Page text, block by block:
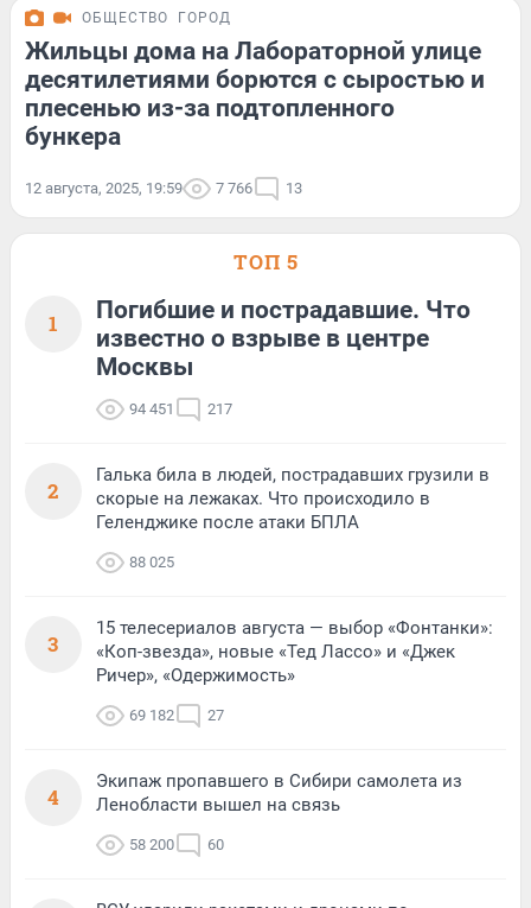
ОБЩЕСТВО ГОРОД
Жильцы дома на Лабораторной улице
десятилетиями борются с сыростью и
плесенью из-за подтопленного
бункера
12 августа, 2025, 19:59 7 766 13
ТОП 5
1
Погибшие и пострадавшие. Что
известно о взрыве в центре
Москвы
94 451 217
2
Галька била в людей, пострадавших грузили в
скорые на лежаках. Что происходило в
Геленджике после атаки БПЛА
88 025
3
15 телесериалов августа — выбор «Фонтанки»:
«Коп-звезда», новые «Тед Лассо» и «Джек
Ричер», «Одержимость»
69 182 27
4
Экипаж пропавшего в Сибири самолета из
Ленобласти вышел на связь
58 200 60